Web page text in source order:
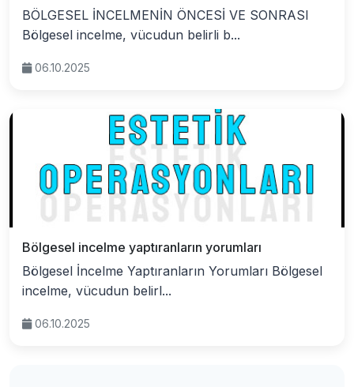
BÖLGESEL İNCELMENİN ÖNCESİ VE SONRASI
Bölgesel incelme, vücudun belirli b...
06.10.2025
Bölgesel incelme yaptıranların yorumları
Bölgesel İncelme Yaptıranların Yorumları Bölgesel
incelme, vücudun belirl...
06.10.2025